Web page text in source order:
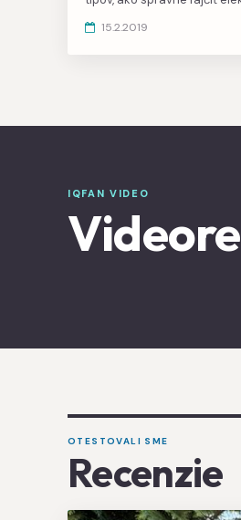
čistiť IQOS, čo robiť, keď sú
15.2.2019
IQFAN VIDEO
OTESTOVALI SME
Recenzie